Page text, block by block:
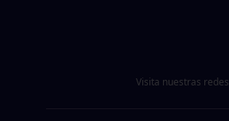
Visita nuestras redes